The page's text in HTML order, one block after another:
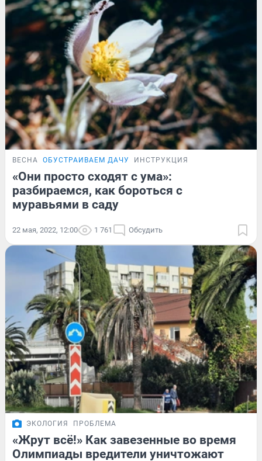
ВЕСНА ОБУСТРАИВАЕМ ДАЧУ ИНСТРУКЦИЯ
«Они просто сходят с ума»:
разбираемся, как бороться с
муравьями в саду
22 мая, 2022, 12:00 1 761 Обсудить
ЭКОЛОГИЯ ПРОБЛЕМА
«Жрут всё!» Как завезенные во время
Олимпиады вредители уничтожают